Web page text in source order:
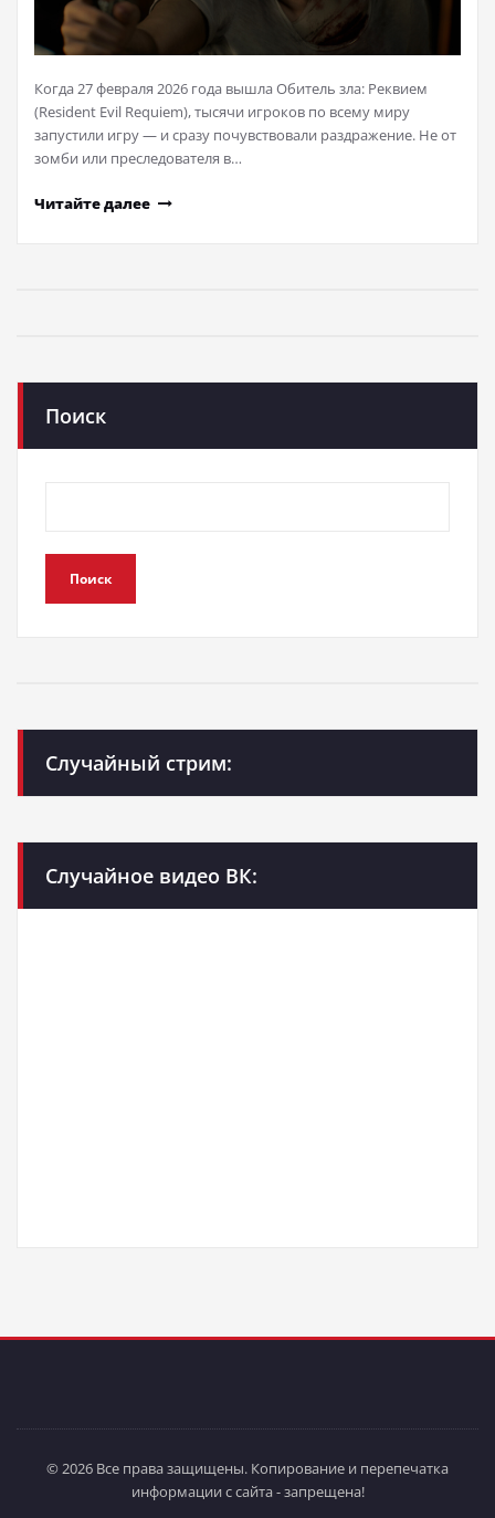
Когда 27 февраля 2026 года вышла Обитель зла: Реквием
(Resident Evil Requiem), тысячи игроков по всему миру
запустили игру — и сразу почувствовали раздражение. Не от
зомби или преследователя в…
Читайте далее
Поиск
Поиск
Случайный стрим:
Случайное видео ВК:
© 2026 Все права защищены. Копирование и перепечатка
информации с сайта - запрещена!